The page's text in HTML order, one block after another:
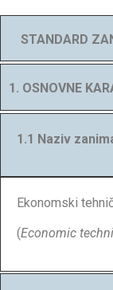
STANDARD
1. OSNOVNE
1.1 Naziv
Ekonomski
(Economic